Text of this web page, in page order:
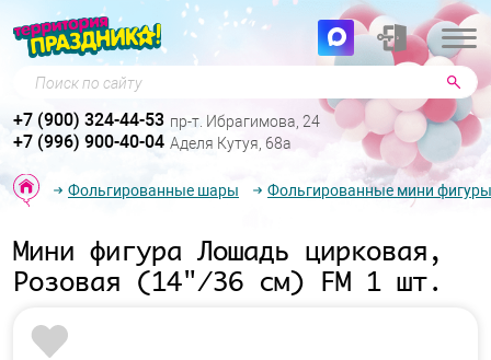
Поиск по сайту
+7 (900) 324-44-53 пр-т. Ибрагимова, 24
+7 (996) 900-40-04 Аделя Кутуя, 68а
Фольгированные шары Фольгированные мини фигуры
Мини фигура Лошадь цирковая,
Розовая (14"/36 см) FM 1 шт.